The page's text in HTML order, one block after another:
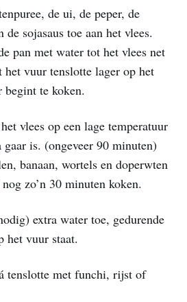
de ui, de peper, de
sojasaus toe aan het vlees.
pan met water tot het vlees net
het vuur tenslotte lager op het
begint te koken.
vlees op een lage temperatuur
is. (ongeveer 90 minuten)
banaan, wortels en doperwten
zo’n 30 minuten koken.
extra water toe, gedurende
het vuur staat.
tenslotte met funchi, rijst of